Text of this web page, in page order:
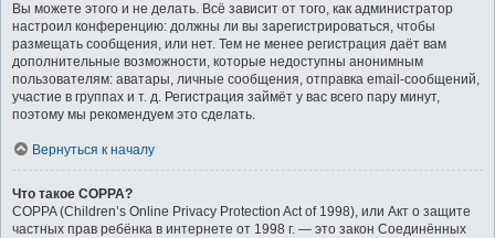
Вы можете этого и не делать. Всё зависит от того, как администратор
настроил конференцию: должны ли вы зарегистрироваться, чтобы
размещать сообщения, или нет. Тем не менее регистрация даёт вам
дополнительные возможности, которые недоступны анонимным
пользователям: аватары, личные сообщения, отправка email-сообщений,
участие в группах и т. д. Регистрация займёт у вас всего пару минут,
поэтому мы рекомендуем это сделать.
Вернуться к началу
Что такое COPPA?
COPPA (Children’s Online Privacy Protection Act of 1998), или Акт о защите
частных прав ребёнка в интернете от 1998 г. — это закон Соединённых